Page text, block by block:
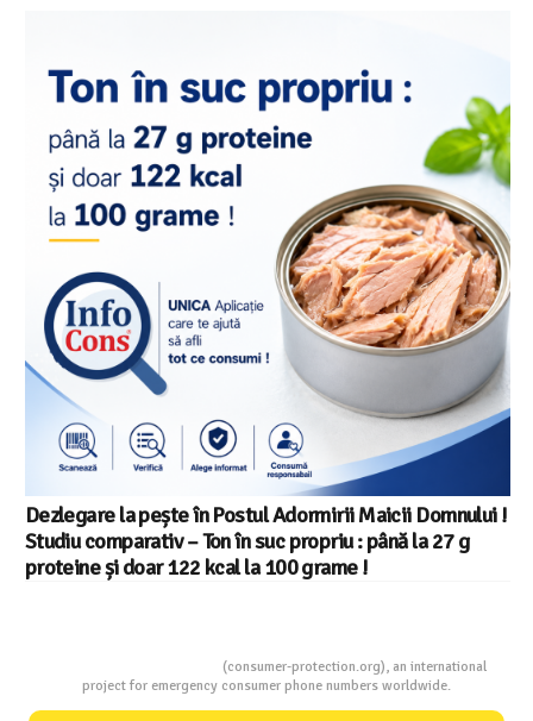
Dezlegare la pește în Postul Adormirii Maicii Domnului !
Studiu comparativ – Ton în suc propriu : până la 27 g
proteine și doar 122 kcal la 100 grame !
(consumer-protection.org), an international
project for emergency consumer phone numbers worldwide.